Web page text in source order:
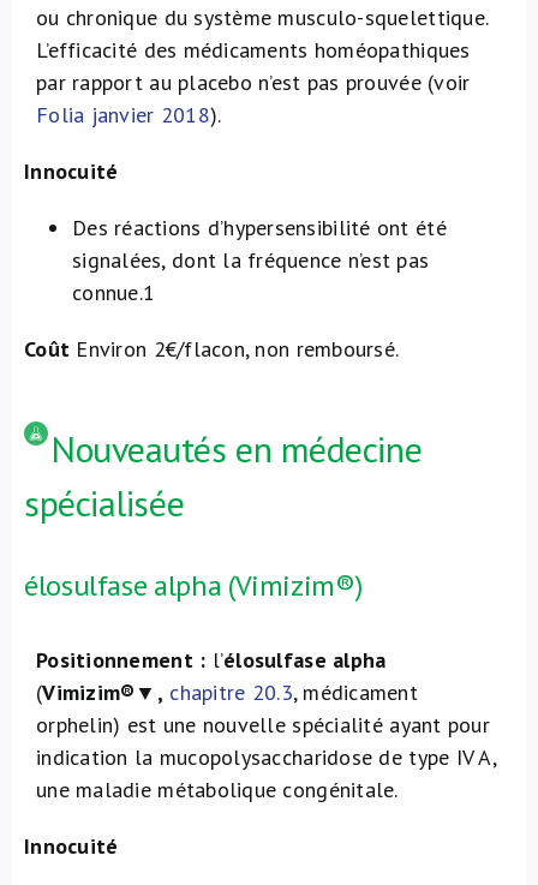
ou chronique du système musculo-squelettique.
L’efficacité des médicaments homéopathiques
par rapport au placebo n’est pas prouvée (voir
Folia janvier 2018).
Innocuité
Des réactions d’hypersensibilité ont été
signalées, dont la fréquence n’est pas
connue.1
Coût Environ 2€/flacon, non remboursé.
Nouveautés en médecine
spécialisée
élosulfase alpha (Vimizim®)
Positionnement : l’élosulfase alpha
(Vimizim®▼, chapitre 20.3, médicament
orphelin) est une nouvelle spécialité ayant pour
indication la mucopolysaccharidose de type IV A,
une maladie métabolique congénitale.
Innocuité